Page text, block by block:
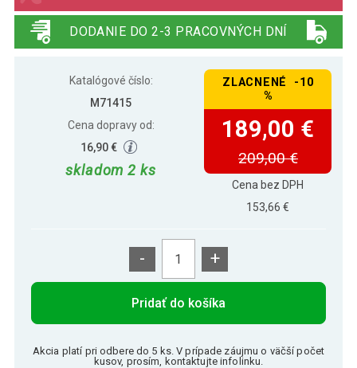
DODANIE DO 2-3 PRACOVNÝCH DNÍ
Katalógové číslo:
M71415
Cena dopravy od:
16,90 €
skladom 2 ks
ZLACNENÉ -10
%
189,00 €
209,00 €
Cena bez DPH
153,66 €
- +
Pridať do košíka
Akcia platí pri odbere do 5 ks. V prípade záujmu o väčší počet
kusov, prosím, kontaktujte infolinku.